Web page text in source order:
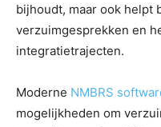
bijhoudt, maar ook helpt
verzuimgesprekken en
integratietrajecten.
Moderne NMBRS
mogelijkheden om